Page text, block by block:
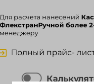
Для расчета нанесений
ФлекстранРучной более
менеджеру
Полный прайс-